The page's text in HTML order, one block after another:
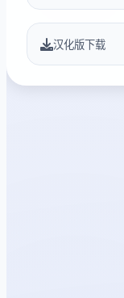
汉化版下载